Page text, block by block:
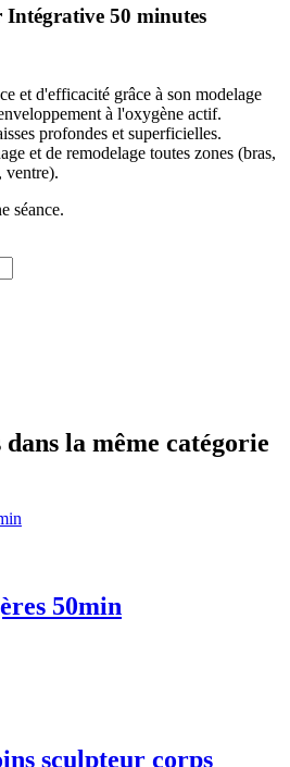
50 minutes
et d'efficacité grâce à son modelage
à l'oxygène actif.
profondes et superficielles.
et de remodelage toutes zones (bras,
ventre).
séance.
la même catégorie
50min
sculpteur corps